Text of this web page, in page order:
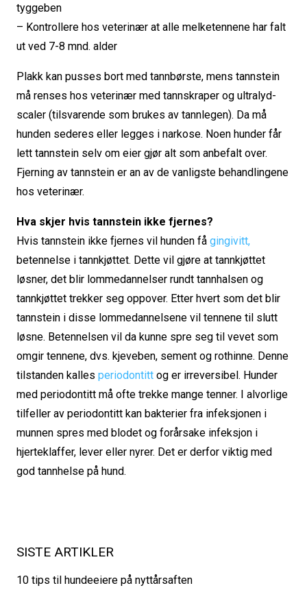
tyggeben
– Kontrollere hos veterinær at alle melketennene har falt
ut ved 7-8 mnd. alder
Plakk kan pusses bort med tannbørste, mens tannstein
må renses hos veterinær med tannskraper og ultralyd-
scaler (tilsvarende som brukes av tannlegen). Da må
hunden sederes eller legges i narkose. Noen hunder får
lett tannstein selv om eier gjør alt som anbefalt over.
Fjerning av tannstein er an av de vanligste behandlingene
hos veterinær.
Hva skjer hvis tannstein ikke fjernes?
Hvis tannstein ikke fjernes vil hunden få gingivitt,
betennelse i tannkjøttet. Dette vil gjøre at tannkjøttet
løsner, det blir lommedannelser rundt tannhalsen og
tannkjøttet trekker seg oppover. Etter hvert som det blir
tannstein i disse lommedannelsene vil tennene til slutt
løsne. Betennelsen vil da kunne spre seg til vevet som
omgir tennene, dvs. kjeveben, sement og rothinne. Denne
tilstanden kalles periodontitt og er irreversibel. Hunder
med periodontitt må ofte trekke mange tenner. I alvorlige
tilfeller av periodontitt kan bakterier fra infeksjonen i
munnen spres med blodet og forårsake infeksjon i
hjerteklaffer, lever eller nyrer. Det er derfor viktig med
god tannhelse på hund.
SISTE ARTIKLER
10 tips til hundeeiere på nyttårsaften